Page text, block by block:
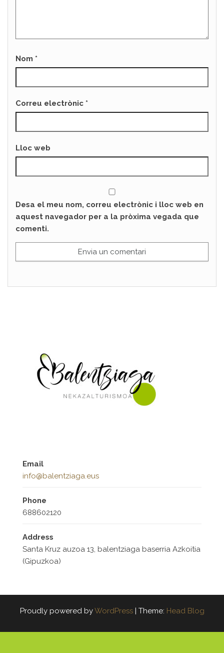
Nom *
Correu electrònic *
Lloc web
Desa el meu nom, correu electrònic i lloc web en
aquest navegador per a la pròxima vegada que
comenti.
Email
info@balentziaga.eus
Phone
688602120
Address
Santa Kruz auzoa 13, balentziaga baserria Azkoitia
(Gipuzkoa)
Proudly powered byWordPress | Theme: Head Blog